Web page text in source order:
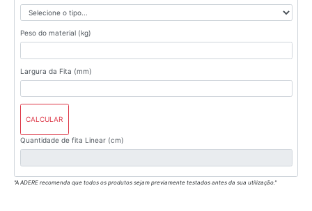
Peso do material (kg)
Largura da Fita (mm)
CALCULAR
Quantidade de fita Linear (cm)
"A ADERE recomenda que todos os produtos sejam previamente testados antes da sua utilização."